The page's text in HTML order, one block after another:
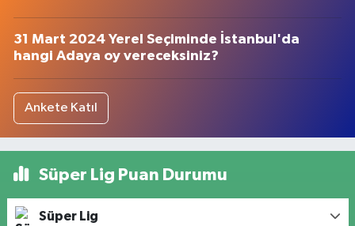
31 Mart 2024 Yerel Seçiminde İstanbul'da
hangi Adaya oy vereceksiniz?
Ankete Katıl
Süper Lig Puan Durumu
Süper Lig